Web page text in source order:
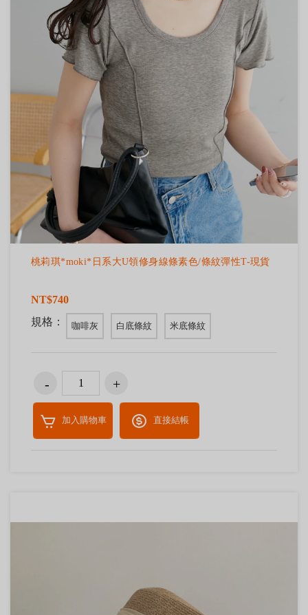
桃莉琪*moki*日系大U領修身線條素色/條紋彈性T-現貨
NT$740
規格：
咖啡灰 白底條紋 米底條紋
加入購物車 直接結帳